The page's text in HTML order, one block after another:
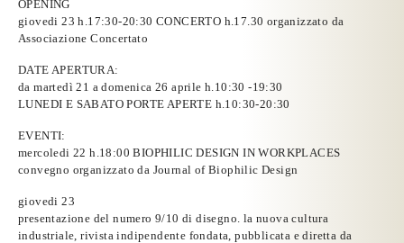
OPENING
giovedi 23 h.17:30-20:30 CONCERTO h.17.30 organizzato da
Associazione Concertato
DATE APERTURA:
da martedì 21 a domenica 26 aprile h.10:30 -19:30
LUNEDI E SABATO PORTE APERTE h.10:30-20:30
EVENTI:
mercoledi 22 h.18:00 BIOPHILIC DESIGN IN WORKPLACES
convegno organizzato da Journal of Biophilic Design
giovedi 23
presentazione del numero 9/10 didisegno. la nuova cultura
industriale, rivista indipendente fondata, pubblicata e diretta da